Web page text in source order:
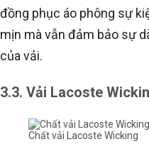
đồng phục áo phông sự
mịn mà vẫn đảm bảo sự
của vải.
3.3. Vải Lacoste
Chất vải Lacoste Wicking